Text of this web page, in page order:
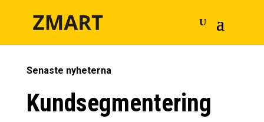
Senaste nyheterna
Kundsegmentering